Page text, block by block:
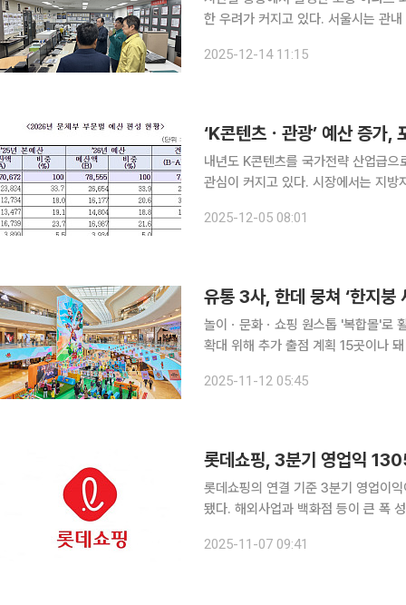
한 우려가 커지고 있다. 서울시는 관
응과 지원 체계 실태를 점검한다고
2025-12-14 11:15
내년도 K콘텐츠를 국가전략 산업급
관심이 커지고 있다. 시장에서는 지
이 쏠린다. 4일 문화체육관광부에 따
2025-12-05 08:01
놀이ㆍ문화ㆍ쇼핑 원스톱 '복합몰'로
확대 위해 추가 출점 계획 15곳이나 돼 정부와 정치권의 규제 족쇄에 묶인 국내 주요 유통사들은
다. 영업 시간·신규 점포 출점 제한 등
2025-11-12 05:45
롯데쇼핑, 3분기 영업익
롯데쇼핑의 연결 기준 3분기 영업이
됐다. 해외사업과 백화점 등이 큰 폭
줄었다. 당기순손실은 487억 원으로
2025-11-07 09:41